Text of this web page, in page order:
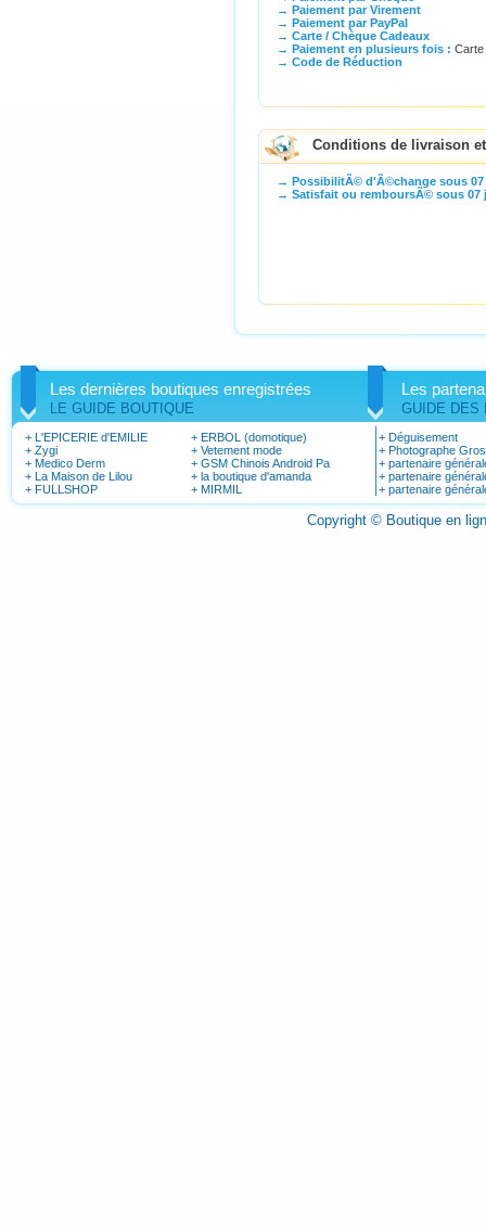
→ Paiement par Virement
→ Paiement par PayPal
→ Carte / Chèque Cadeaux
→ Paiement en plusieurs fois : Carte
→ Code de Réduction
Conditions de livraison
→ PossibilitÃ© d'Ã©change sous 07
→ Satisfait ou remboursÃ© sous 07
Les dernières boutiques enregistrées
LE GUIDE BOUTIQUE
Les
GUIDE DES
+ L'EPICERIE d'EMILIE
+ Zygi
+ Medico Derm
+ La Maison de Lilou
+ FULLSHOP
+ ERBOL (domotique)
+ Vetement mode
+ GSM Chinois Android Pa
+ la boutique d'amanda
+ MIRMIL
+ Déguisement
+ Photographe
+ partenaire
+ partenaire
+ partenaire
Copyright © Boutique en